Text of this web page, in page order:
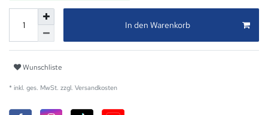
In den Warenkorb
Wunschliste
* inkl. ges. MwSt. zzgl. Versandkosten